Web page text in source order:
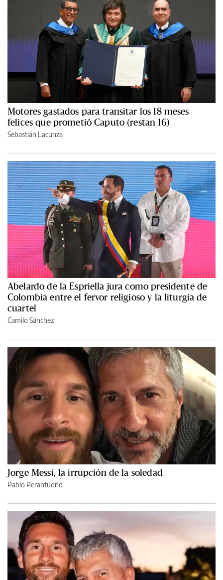
Motores gastados para transitar los 18 meses
felices que prometió Caputo (restan 16)
Sebastián Lacunza
Abelardo de la Espriella jura como presidente de
Colombia entre el fervor religioso y la liturgia de
cuartel
Camilo Sánchez
Jorge Messi, la irrupción de la soledad
Pablo Perantuono